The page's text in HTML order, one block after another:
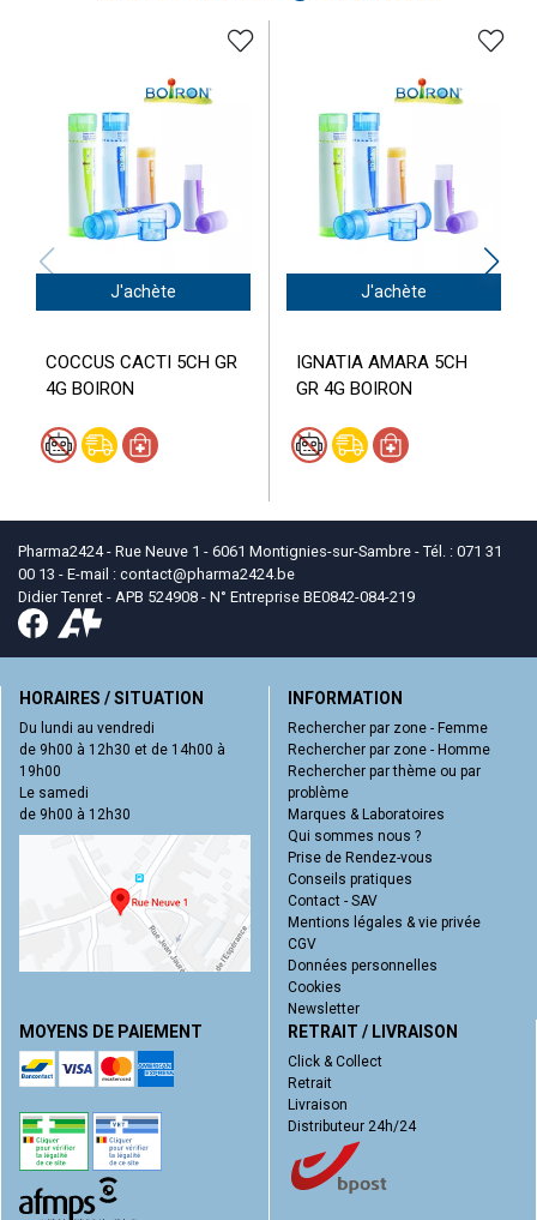
J'achète
COCCUS CACTI 5CH GR
4G BOIRON
J'achète
IGNATIA AMARA 5CH
GR 4G BOIRON
Pharma2424 - Rue Neuve 1 - 6061 Montignies-sur-Sambre - Tél. : 071 31
00 13 - E-mail : contact@pharma2424.be
Didier Tenret - APB 524908 - N° Entreprise BE0842-084-219
HORAIRES / SITUATION
Du lundi au vendredi
de 9h00 à 12h30 et de 14h00 à
19h00
Le samedi
de 9h00 à 12h30
INFORMATION
Rechercher par zone - Femme
Rechercher par zone - Homme
Rechercher par thème ou par
problème
Marques & Laboratoires
Qui sommes nous ?
Prise de Rendez-vous
Conseils pratiques
Contact - SAV
Mentions légales & vie privée
CGV
Données personnelles
Cookies
Newsletter
MOYENS DE PAIEMENT RETRAIT / LIVRAISON
Click & Collect
Retrait
Livraison
Distributeur 24h/24